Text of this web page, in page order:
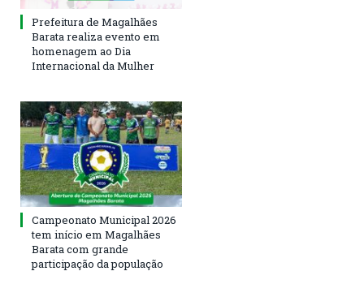
Prefeitura de Magalhães
Barata realiza evento em
homenagem ao Dia
Internacional da Mulher
Campeonato Municipal 2026
tem início em Magalhães
Barata com grande
participação da população